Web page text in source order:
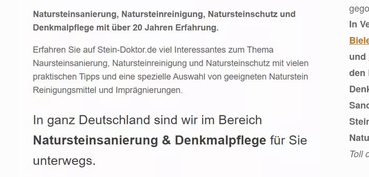
In
und
den
Toll